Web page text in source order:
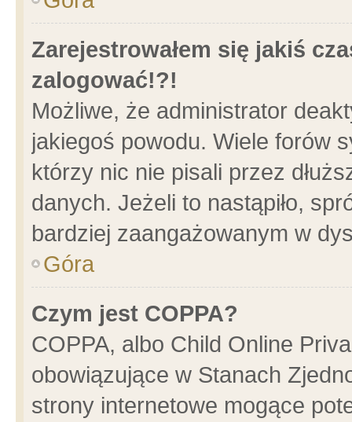
Zarejestrowałem się jakiś
zalogować!?!
Możliwe, że administrator
jakiegoś powodu. Wiele forów
którzy nic nie pisali przez
danych. Jeżeli to nastąpiło,
bardziej zaangażowanym w
Góra
Czym jest COPPA?
COPPA, albo Child Online
obowiązujące w Stanach
strony internetowe mogące